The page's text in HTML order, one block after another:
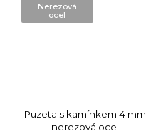
Nerezová
ocel
Puzeta s kamínkem 4 mm
nerezová ocel